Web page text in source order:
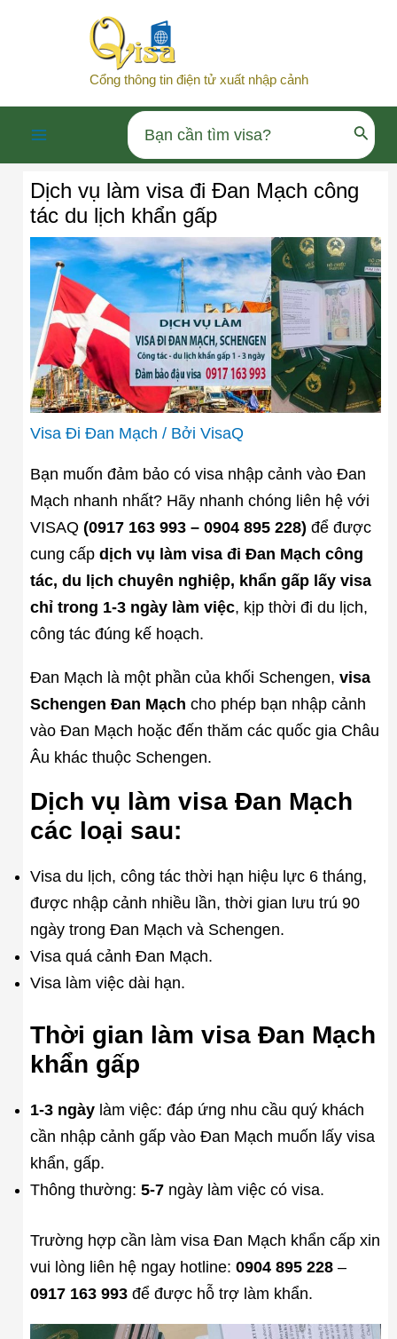
Cổng thông tin điện tử xuất nhập cảnh
Menu
Search
for:
Dịch vụ làm visa đi Đan Mạch công
tác du lịch khẩn gấp
Visa Đi Đan Mạch / Bởi VisaQ
Bạn muốn đảm bảo có visa nhập cảnh vào Đan
Mạch nhanh nhất? Hãy nhanh chóng liên hệ với
VISAQ (0917 163 993 – 0904 895 228) để được
cung cấp dịch vụ làm visa đi Đan Mạch công
tác, du lịch chuyên nghiệp, khẩn gấp lấy visa
chỉ trong 1-3 ngày làm việc, kịp thời đi du lịch,
công tác đúng kế hoạch.
Đan Mạch là một phần của khối Schengen, visa
Schengen Đan Mạch cho phép bạn nhập cảnh
vào Đan Mạch hoặc đến thăm các quốc gia Châu
Âu khác thuộc Schengen.
Dịch vụ làm visa Đan Mạch
các loại sau:
Visa du lịch, công tác thời hạn hiệu lực 6 tháng,
được nhập cảnh nhiều lần, thời gian lưu trú 90
ngày trong Đan Mạch và Schengen.
Visa quá cảnh Đan Mạch.
Visa làm việc dài hạn.
Thời gian làm visa Đan Mạch
khẩn gấp
1-3 ngàylàm việc: đáp ứng nhu cầu quý khách
cần nhập cảnh gấp vào Đan Mạch muốn lấy visa
khẩn, gấp.
Thông thường: 5-7ngày làm việc có visa.
Trường hợp cần làm visa Đan Mạch khẩn cấp xin
vui lòng liên hệ ngay hotline: 0904 895 228–
0917 163 993để được hỗ trợ làm khẩn.